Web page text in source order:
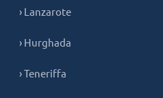
› Lanzarote
› Hurghada
› Teneriffa